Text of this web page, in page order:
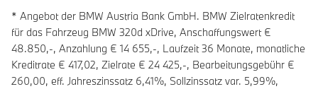
* Angebot der BMW Austria Bank GmbH. BMW Zielratenkredit
für das Fahrzeug BMW 320d xDrive, Anschaffungswert €
48.850,-, Anzahlung € 14 655,-, Laufzeit36 Monate, monatliche
Kreditrate € 417,02, Zielrate € 24 425,-, Bearbeitungsgebühr €
260,00, eff. Jahreszinssatz 6,41%, Sollzinssatz var. 5,99%,